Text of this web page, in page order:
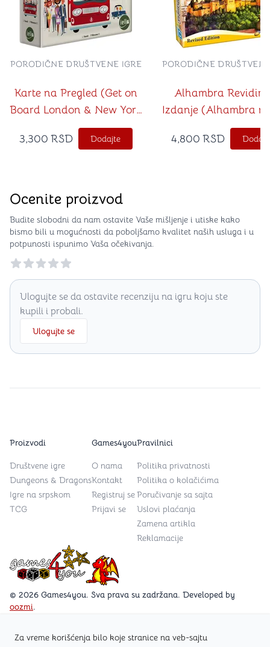
Za vreme korišćenja bilo koje stranice na veb-sajtu
Karte na Pregled (Get on
Board London & New York
na srpskom jeziku)
PORODIČNE DRUŠTVENE IGRE
3,300 RSD Dodajte
Alhambra
Izdanje (Alhambra
edition na srpskom
PORODIČNE
4,800 RSD
Ocenite proizvod
Budite slobodni da nam ostavite Vaše mišljenje i utiske kako
bismo bili u mogućnosti da poboljšamo kvalitet naših usluga i u
potpunosti ispunimo Vaša očekivanja.
Reviews
Ulogujte se da ostavite recenziju na igru koju ste
kupili i probali.
Ulogujte se
Games4you logo
© 2026 Games4you. Sva prava su zadržana. Developed by
oozmi.
Proizvodi
Društvene igre
Dungeons & Dragons
Igre na srpskom
TCG
Games4you
O nama
Kontakt
Registruj se
Prijavi se
Pravilnici
Politika privatnosti
Politika o kolačićima
Poručivanje sa sajta
Uslovi plaćanja
Zamena artikla
Reklamacije